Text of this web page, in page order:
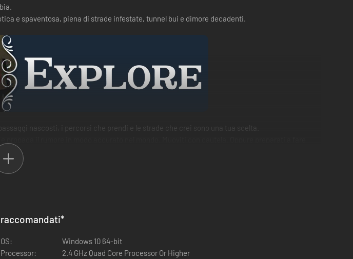
e spaventosa, piena di strade infestate, tunnel bui e dimore decadenti.
nascosti, i percorsi che prendi e le strade che crei sono una tua scelta.
raccomandati*
OS:
Windows 10 64-bit
Processor:
2.4 GHz Quad Core Processor Or Higher